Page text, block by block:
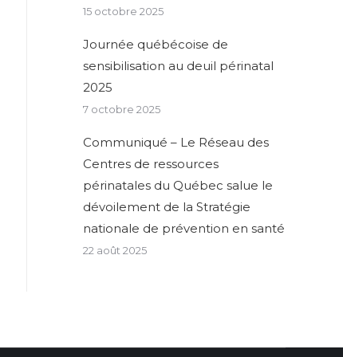
15 octobre 2025
Journée québécoise de
sensibilisation au deuil périnatal
2025
7 octobre 2025
Communiqué – Le Réseau des
Centres de ressources
périnatales du Québec salue le
dévoilement de la Stratégie
nationale de prévention en santé
22 août 2025